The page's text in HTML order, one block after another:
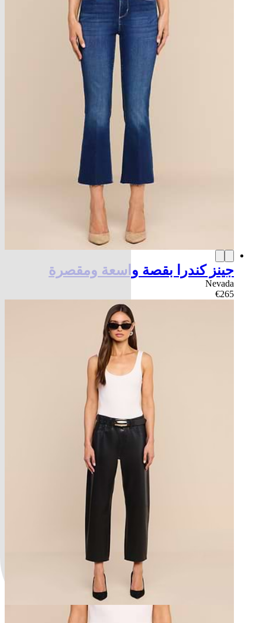
جينز كندرا بقصة واسعة ومقصرة
Nevada
€265